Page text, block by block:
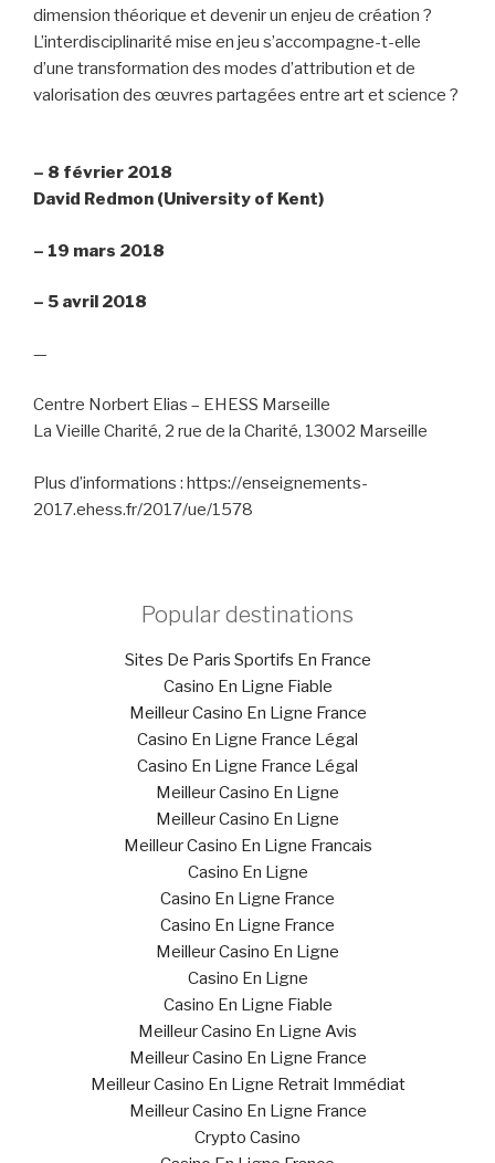
dimension théorique et devenir un enjeu de création ?
L’interdisciplinarité mise en jeu s’accompagne-t-elle
d’une transformation des modes d’attribution et de
valorisation des œuvres partagées entre art et science ?
– 8 février 2018
David Redmon (University of Kent)
– 19 mars 2018
– 5 avril 2018
—
Centre Norbert Elias – EHESS Marseille
La Vieille Charité, 2 rue de la Charité, 13002 Marseille
Plus d’informations : https://enseignements-
2017.ehess.fr/2017/ue/1578
Popular destinations
Sites De Paris Sportifs En France
Casino En Ligne Fiable
Meilleur Casino En Ligne France
Casino En Ligne France Légal
Casino En Ligne France Légal
Meilleur Casino En Ligne
Meilleur Casino En Ligne
Meilleur Casino En Ligne Francais
Casino En Ligne
Casino En Ligne France
Casino En Ligne France
Meilleur Casino En Ligne
Casino En Ligne
Casino En Ligne Fiable
Meilleur Casino En Ligne Avis
Meilleur Casino En Ligne France
Meilleur Casino En Ligne Retrait Immédiat
Meilleur Casino En Ligne France
Crypto Casino